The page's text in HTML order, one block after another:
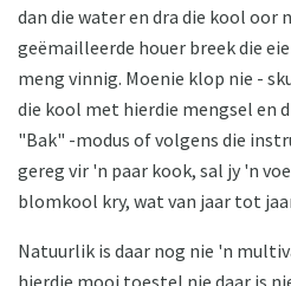
dan die water en dra die kool oor
geëmailleerde houer breek die
meng vinnig. Moenie klop nie -
die kool met hierdie mengsel en
"Bak" -modus of volgens die
gereg vir 'n paar kook, sal jy 'n
blomkool kry, wat van jaar tot
Natuurlik is daar nog nie 'n